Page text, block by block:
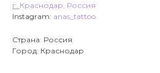
г. Краснодар, Россия
Instagram: anas_tattoo
Страна: Россия
Город: Краснодар